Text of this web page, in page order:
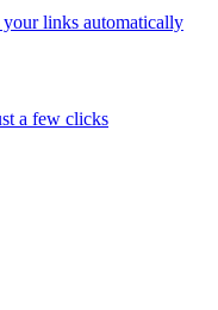
links automatically
a few clicks